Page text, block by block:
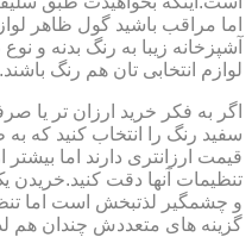
اما مراقب باشید گول ظاهر
آشپزخانه زیبا به رنگ بدنه و
لوازم انتخابی تان هم رنگ باشند.
اگر به فکر خرید ارزان تر یا
قیمت ارزانتری دارند اما
تنظیمات آنها دقت
و چشمگیر لذتبخش است اما
گزینه های متعددش چندان هم